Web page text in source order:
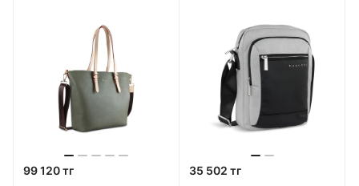
99 120 тг 35 502 тг